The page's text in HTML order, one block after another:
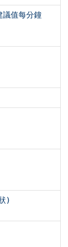
議值每分鐘
)